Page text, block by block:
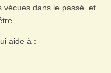
vécues dans le passé et
aide à :